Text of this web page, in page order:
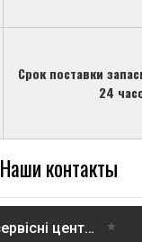
Срок поставки
24
Наши контакты